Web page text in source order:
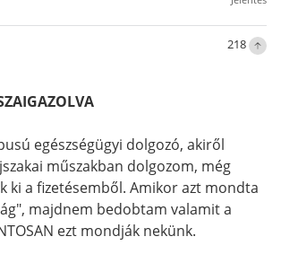
218
egészségügyi dolgozó, akiről
műszakban dolgozom, még
ki a fizetésemből. Amikor azt mondta
majdnem bedobtam valamit a
ezt mondják nekünk.